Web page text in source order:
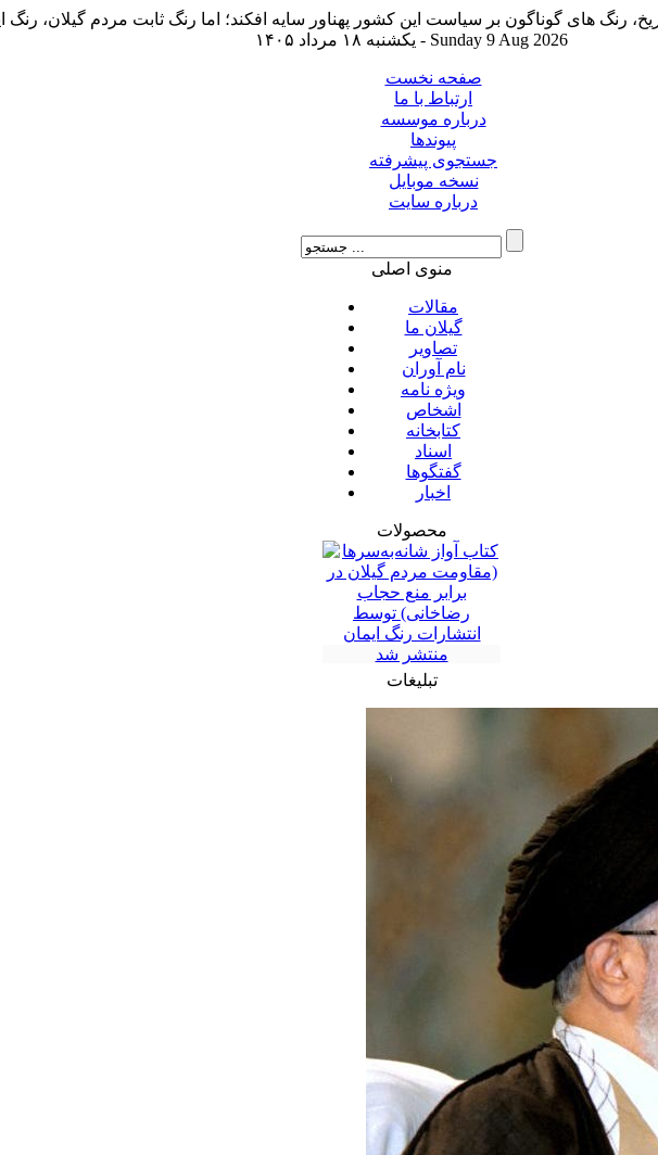
یکشنبه ۱۸ مرداد ۱۴۰۵ - Sunday 9 Aug 2026
صفحه نخست
ارتباط با ما
درباره موسسه
پیوندها
جستجوی پیشرفته
نسخه موبایل
درباره سایت
منوی اصلی
مقالات
گیلان ما
تصاویر
نام آوران
ویژه نامه
اشخاص
کتابخانه
اسناد
گفتگوها
اخبار
محصولات
تبلیغات